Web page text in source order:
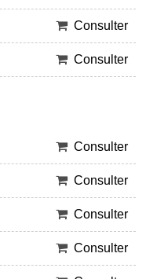
Consulter
Consulter
Consulter
Consulter
Consulter
Consulter